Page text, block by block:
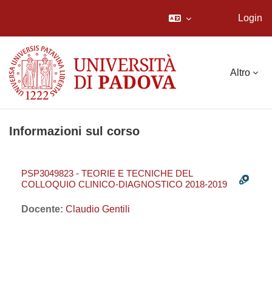
Login
Altro
Informazioni sul corso
PSP3049823 - TEORIE E TECNICHE DEL
COLLOQUIO CLINICO-DIAGNOSTICO 2018-2019
Docente: Claudio Gentili